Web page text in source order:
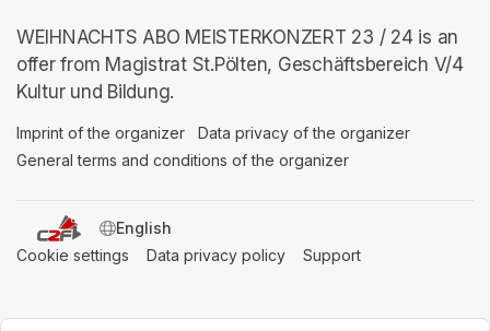
WEIHNACHTS ABO MEISTERKONZERT 23 / 24 is an
offer from Magistrat St.Pölten, Geschäftsbereich V/4
Kultur und Bildung.
Imprint of the organizer (opens in a new tab)
Data privacy of the organizer
General terms and conditions of the organizer
SWITCH LANGUAGE
Cookie settings (opens in a new tab)
Data privacy policy (opens in a new tab)
Support